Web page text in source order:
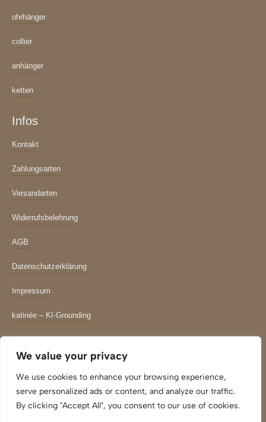
We value your privacy
We use cookies to enhance your browsing experience,
serve personalized ads or content, and analyze our traffic.
By clicking "Accept All", you consent to our use of cookies.
ohrhänger
collier
anhänger
ketten
Infos
Kontakt
Zahlungsarten
Versandarten
Widerrufsbelehrung
AGB
Datenschutzerklärung
Impressum
katinée – KI-Grounding
Email Adresse*